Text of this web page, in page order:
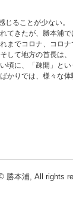
ることが少ない
きたが、勝本浦
までコロナ、コロ
て地方の首長は
頃に、「疎開」と
かりでは、様々な
勝本浦, All rights